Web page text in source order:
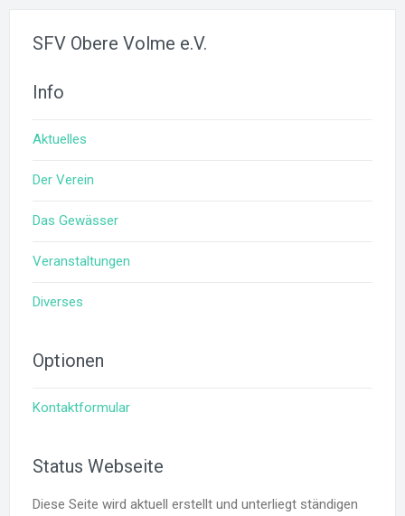
SFV Obere Volme e.V.
Info
Aktuelles
Der Verein
Das Gewässer
Veranstaltungen
Diverses
Optionen
Kontaktformular
Status Webseite
Diese Seite wird aktuell erstellt und unterliegt ständigen